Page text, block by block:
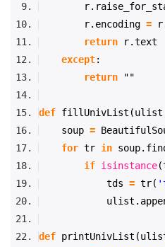
r.encoding =
return
r.text
except:
return
""
def
soup =
for tr in
if isinstance
tds = tr(
def